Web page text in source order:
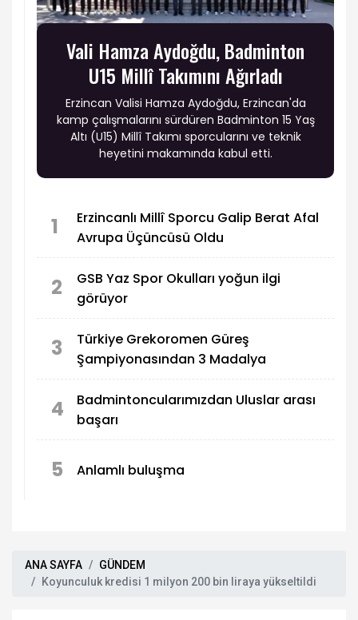
Vali Hamza Aydoğdu, Badminton
U15 Millî Takımını Ağırladı
Erzincan Valisi Hamza Aydoğdu, Erzincan'da
kamp çalışmalarını sürdüren Badminton 15 Yaş
Altı (U15) Millî Takımı sporcularını ve teknik
heyetini makamında kabul etti.
1
Erzincanlı Millî Sporcu Galip Berat Afal
Avrupa Üçüncüsü Oldu
2
GSB Yaz Spor Okulları yoğun ilgi
görüyor
3
Türkiye Grekoromen Güreş
Şampiyonasından 3 Madalya
4
Badmintoncularımızdan Uluslar arası
başarı
5 Anlamlı buluşma
ANA SAYFA
GÜNDEM
Koyunculuk kredisi 1 milyon 200 bin liraya yükseltildi